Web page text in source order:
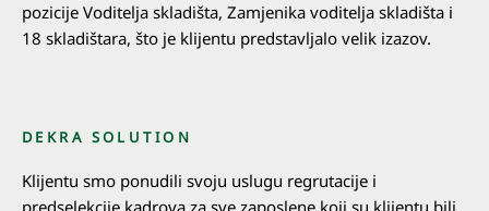
pozicije Voditelja skladišta, Zamjenika voditelja skladišta i
18 skladištara, što je klijentu predstavljalo velik izazov.
DEKRA SOLUTION
Klijentu smo ponudili svoju uslugu regrutacije i
predselekcije kadrova za sve zaposlene koji su klijentu bili